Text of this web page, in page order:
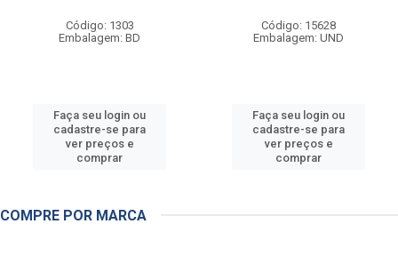
Código: 1303
Embalagem: BD
Faça seu login ou
cadastre-se para
ver preços e
comprar
Código: 15628
Embalagem: UND
Faça seu login ou
cadastre-se para
ver preços e
comprar
COMPRE POR MARCA